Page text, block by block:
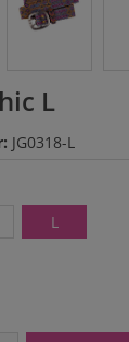
L
JG0318-L
L